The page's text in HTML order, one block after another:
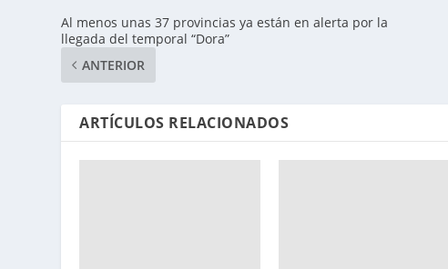
Al menos unas 37 provincias ya están en alerta por la
llegada del temporal “Dora”
ANTERIOR
ARTÍCULOS RELACIONADOS